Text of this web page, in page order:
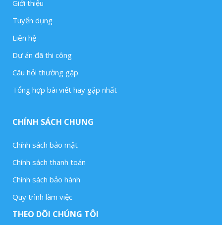
Giới thiệu
Tuyển dụng
Liên hệ
Dự án đã thi công
Câu hỏi thường gặp
Tổng hợp bài viết hay gặp nhất
CHÍNH SÁCH CHUNG
Chính sách bảo mật
Chính sách thanh toán
Chính sách bảo hành
Quy trình làm việc
THEO DÕI CHÚNG TÔI